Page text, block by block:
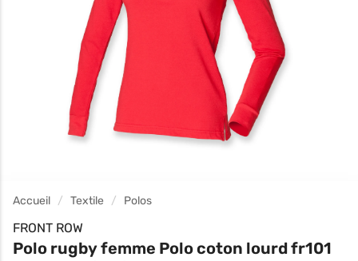
Accueil Textile Polos
FRONT ROW
Polo rugby femme Polo coton lourd fr101